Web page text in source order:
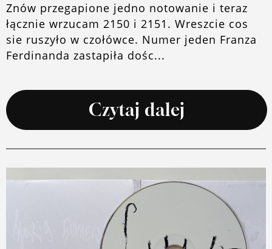
Znów przegapione jedno notowanie i teraz
łącznie wrzucam 2150 i 2151. Wreszcie cos
sie ruszyło w czołówce. Numer jeden Franza
Ferdinanda zastapiła dośc...
Czytaj dalej